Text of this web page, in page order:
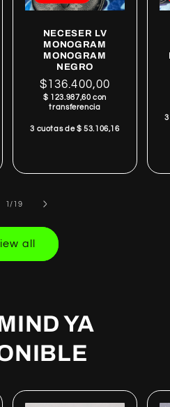
NECESER LV
MONOGRAM
MONOGRAM
NEGRO
Regular
price
$136.400,00
$ 123.987,60 con
transferencia
3 cuotas de $ 53.106,16
1 /of
19
all
YA